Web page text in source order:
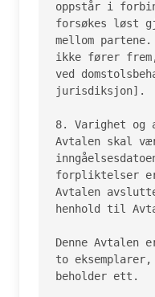
oppstår i
forsøkes løst
mellom
ikke fører
ved
jurisdiksjon].
8. Varighet og
Avtalen skal
forpliktelser er
Avtalen
henhold til
Denne
to
beholder ett.